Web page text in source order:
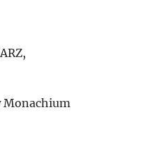
Monachium